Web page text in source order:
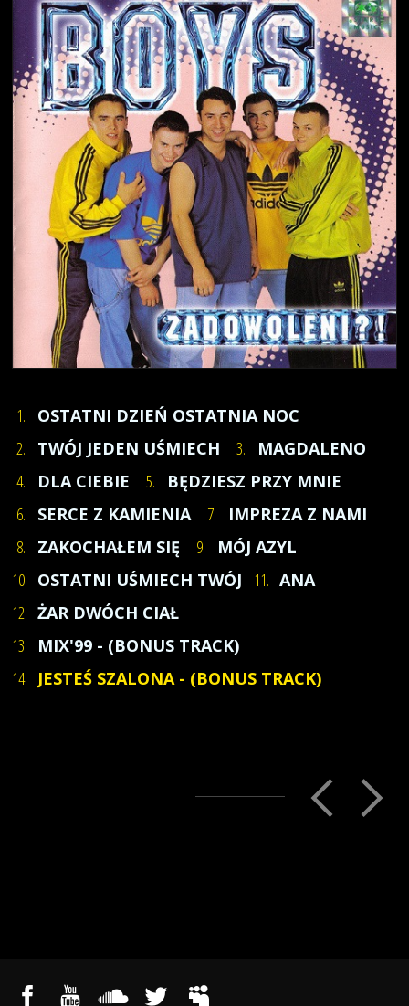
1.
OSTATNI DZIEŃ OSTATNIA NOC
2.
TWÓJ JEDEN UŚMIECH 3.
MAGDALENO
4.
DLA CIEBIE 5.
BĘDZIESZ PRZY MNIE
6.
SERCE Z KAMIENIA 7.
IMPREZA Z NAMI
8.
ZAKOCHAŁEM SIĘ 9.
MÓJ AZYL
10. OSTATNI UŚMIECH TWÓJ 11. ANA
12. ŻAR DWÓCH CIAŁ
13. MIX'99 - (BONUS TRACK)
14. JESTEŚ SZALONA - (BONUS TRACK)